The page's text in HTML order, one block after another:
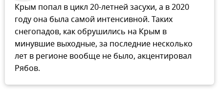
Крым попал в цикл 20-летней засухи, а в 2020
году она была самой интенсивной. Таких
снегопадов, как обрушились на Крым в
минувшие выходные, за последние несколько
лет в регионе вообще не было, акцентировал
Рябов.